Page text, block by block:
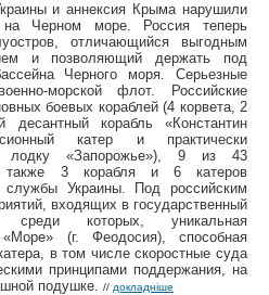
и аннексия Крыма нарушили
Черном море. Россия теперь
отличающийся выгодным
и позволяющий держать под
Черного моря. Серьезные
морской флот. Российские
боевых кораблей (4 корвета, 2
десантный корабль «Константин
катер и практически
лодку «Запорожье»), 9 из 43
также 3 корабля и 6 катеров
службы Украины. Под российским
входящих в государственный
среди которых, уникальная
«Море» (г. Феодосия), способная
в том числе скоростные суда
принципами поддержания, на
подушке. // докладніше